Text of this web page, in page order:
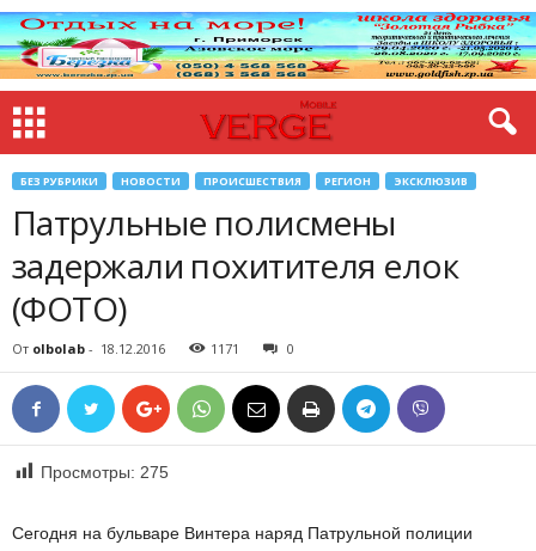
БЕЗ РУБРИКИ НОВОСТИ ПРОИСШЕСТВИЯ РЕГИОН ЭКСКЛЮЗИВ
Патрульные полисмены
задержали похитителя елок
(ФОТО)
От olbolab - 18.12.2016 1171 0
Просмотры: 275
Сегодня на бульваре Винтера наряд Патрульной полиции